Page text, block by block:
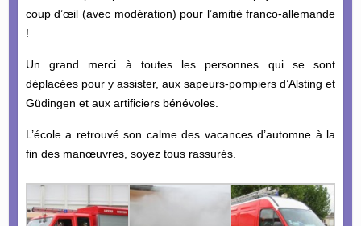
coup d’œil (avec modération) pour l’amitié franco-allemande
!
Un grand merci à toutes les personnes qui se sont
déplacées pour y assister, aux sapeurs-pompiers d’Alsting et
Güdingen et aux artificiers bénévoles.
L’école a retrouvé son calme des vacances d’automne à la
fin des manœuvres, soyez tous rassurés.